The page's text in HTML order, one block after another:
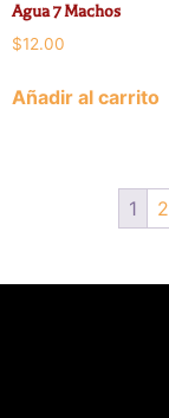
Agua 7 Machos
$12.00
Añadir al carrito
1 2